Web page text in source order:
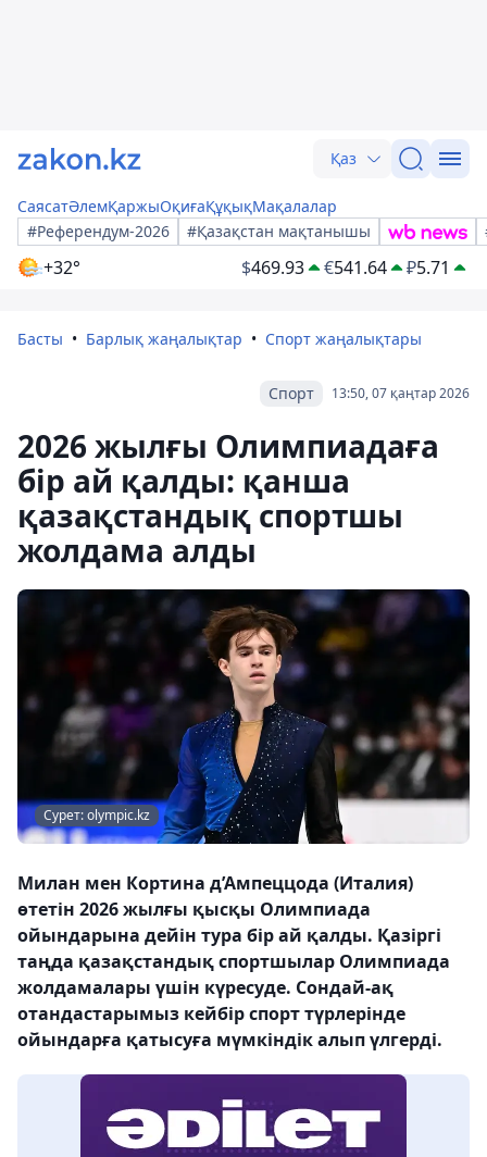
Қаз
СаясатӘлемҚаржыОқиғаҚұқықМақалалар
#Референдум-2026
#Қазақстан мақтанышы
+32° $469.93 €541.64 ₽5.71
Басты Барлық жаңалықтар Спорт жаңалықтары
13:50, 07 қаңтар 2026
Спорт
2026 жылғы Олимпиадаға
бір ай қалды: қанша
қазақстандық спортшы
жолдама алды
Сурет: olympic.kz
Милан мен Кортина д’Ампеццода (Италия)
өтетін 2026 жылғы қысқы Олимпиада
ойындарына дейін тура бір ай қалды. Қазіргі
таңда қазақстандық спортшылар Олимпиада
жолдамалары үшін күресуде. Сондай-ақ
отандастарымыз кейбір спорт түрлерінде
ойындарға қатысуға мүмкіндік алып үлгерді.